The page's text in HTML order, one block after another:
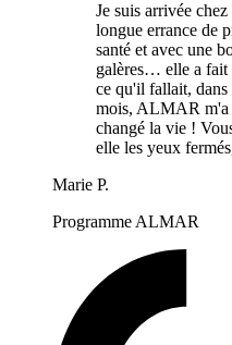
Je suis arrivée
longue errance de
santé et avec une
galères… elle a fait
ce qu'il fallait,
mois, ALMAR m'a
changé la vie !
elle les yeux
Marie P.
Programme ALMAR